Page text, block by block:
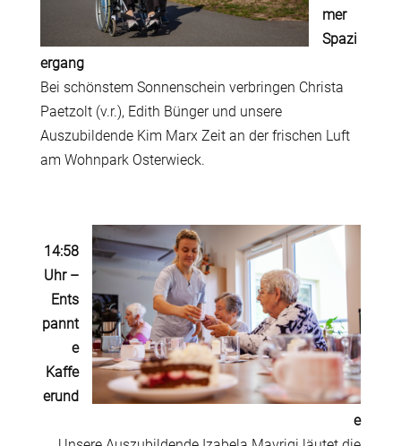
mer
Spazi
ergang
Bei schönstem Sonnenschein verbringen Christa
Paetzolt (v.r.), Edith Bünger und unsere
Auszubildende Kim Marx Zeit an der frischen Luft
am Wohnpark Osterwieck.
14:58
Uhr–
Ents
pannt
e
Kaffe
erund
e